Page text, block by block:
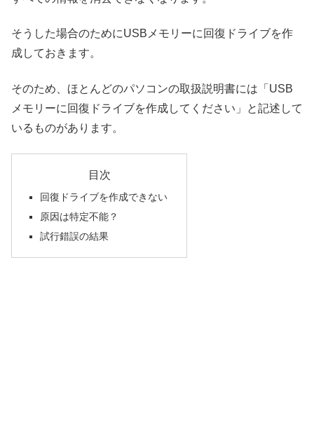
そうした場合のためにUSBメモリーに回復ドライブを作
成しておきます。
そのため、ほとんどのパソコンの取扱説明書には「USB
メモリーに回復ドライブを作成してください」と記述して
いるものがあります。
目次
回復ドライブを作成できない
原因は特定不能？
試行錯誤の結果